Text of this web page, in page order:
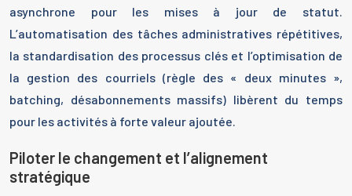
asynchrone pour les mises à jour de statut.
L’automatisation des tâches administratives répétitives,
la standardisation des processus clés et l’optimisation de
la gestion des courriels (règle des « deux minutes »,
batching, désabonnements massifs) libèrent du temps
pour les activités à forte valeur ajoutée.
Piloter le changement et l’alignement
stratégique